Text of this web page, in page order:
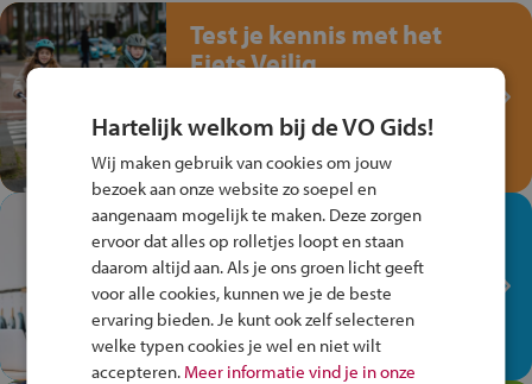
Test je kennis met het
Fiets Veilig
Speel het Fiets Veilig Verkeersspel
en win een Cortina-fiets!
In de winkel ben je op je
plek!
Ontdek via het vmbo jouw talent
op de winkelvloer, waar elke dag
anders is!
Hartelijk welkom bij de VO Gids!
Wij maken gebruik van cookies om jouw
bezoek aan onze website zo soepel en
aangenaam mogelijk te maken. Deze zorgen
ervoor dat alles op rolletjes loopt en staan
daarom altijd aan. Als je ons groen licht geeft
voor alle cookies, kunnen we je de beste
ervaring bieden. Je kunt ook zelf selecteren
welke typen cookies je wel en niet wilt
accepteren. Meer informatie vind je in onze